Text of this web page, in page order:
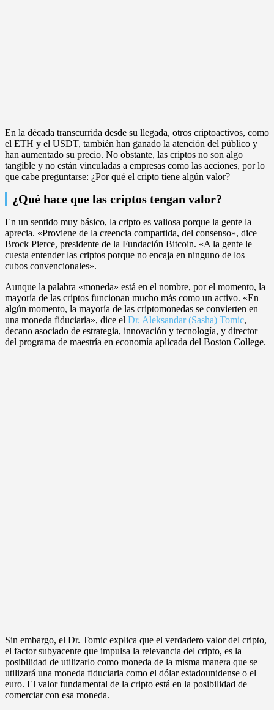
En la década transcurrida desde su llegada, otros criptoactivos, como
el ETH y el USDT, también han ganado la atención del público y
han aumentado su precio. No obstante, las criptos no son algo
tangible y no están vinculadas a empresas como las acciones, por lo
que cabe preguntarse: ¿Por qué el cripto tiene algún valor?
¿Qué hace que las criptos tengan valor?
En un sentido muy básico, la cripto es valiosa porque la gente la
aprecia. «Proviene de la creencia compartida, del consenso», dice
Brock Pierce, presidente de la Fundación Bitcoin. «A la gente le
cuesta entender las criptos porque no encaja en ninguno de los
cubos convencionales».
Aunque la palabra «moneda» está en el nombre, por el momento, la
mayoría de las criptos funcionan mucho más como un activo. «En
algún momento, la mayoría de las criptomonedas se convierten en
una moneda fiduciaria», dice el Dr. Aleksandar (Sasha) Tomic,
decano asociado de estrategia, innovación y tecnología, y director
del programa de maestría en economía aplicada del Boston College.
Sin embargo, el Dr. Tomic explica que el verdadero valor del cripto,
el factor subyacente que impulsa la relevancia del cripto, es la
posibilidad de utilizarlo como moneda de la misma manera que se
utilizará una moneda fiduciaria como el dólar estadounidense o el
euro. El valor fundamental de la cripto está en la posibilidad de
comerciar con esa moneda.